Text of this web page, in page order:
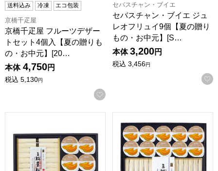
送料込み 冷凍 エコ包装
京橋千疋屋
京橋千疋屋 フルーツデザー
トセット4個入【夏の贈りも
の・お中元】[20…
本体 4,750円
税込 5,130円
お気に入りに登録する
セバスチャン・ブイエ
セバスチャン・ブイエ ジュ
レオフリュイ9個【夏の贈り
もの・お中元】[S…
本体 3,200円
税込 3,456円